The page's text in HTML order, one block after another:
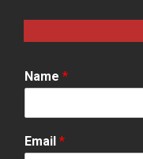
Name *
i
rEmail *